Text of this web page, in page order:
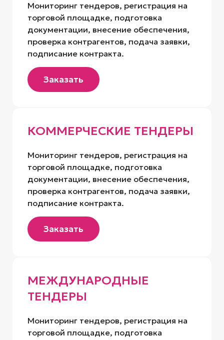
Мониторинг тендеров, регистрация на
торговой площадке, подготовка
документации, внесение обеспечения,
проверка контрагентов, подача заявки,
подписание контракта.
Заказать
КОММЕРЧЕСКИЕ ТЕНДЕРЫ
Мониторинг тендеров, регистрация на
торговой площадке, подготовка
документации, внесение обеспечения,
проверка контрагентов, подача заявки,
подписание контракта.
Заказать
МЕЖДУНАРОДНЫЕ
ТЕНДЕРЫ
Мониторинг тендеров, регистрация на
торговой площадке, подготовка